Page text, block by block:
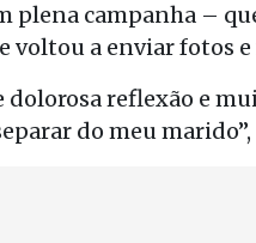
plena campanha –
voltou a enviar fotos
dolorosa reflexão e
do meu